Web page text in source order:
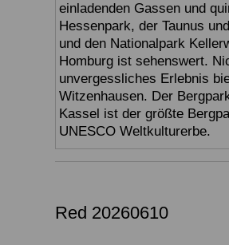
einladenden Gassen und
Hessenpark, der Taunus
und den Nationalpark
Homburg ist sehenswert.
unvergessliches Erlebnis
Witzenhausen. Der
Kassel ist der größte
UNESCO Weltkulturerbe.
Red 20260610